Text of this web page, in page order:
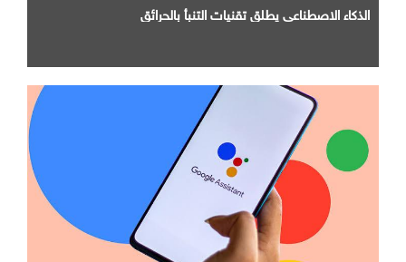
الذكاء الاصطناعي يطلق تقنيات التنبأ بالحرائق